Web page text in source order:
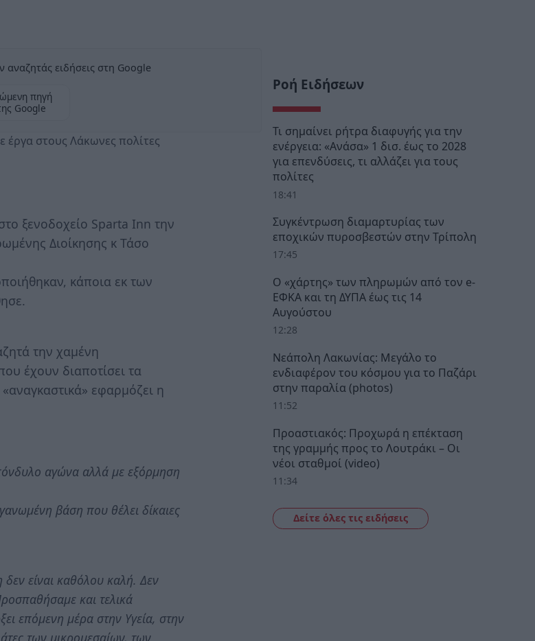
ειδήσεις στη Google
πηγή
Google
στους Λάκωνες πολίτες
ξενοδοχείο Sparta Inn την
Διοίκησης κ Τάσο
κάποια εκ των
την χαμένη
έχουν διαποτίσει τα
εφαρμόζει η
αγώνα αλλά με εξόρμηση
βάση που θέλει δίκαιες
είναι καθόλου καλή. Δεν
και τελικά
επόμενη μέρα στην Υγεία, στην
των μικρομεσαίων, των
Ροή Ειδήσεων
Τι σημαίνει ρήτρα διαφυγής για την
ενέργεια: «Ανάσα» 1 δισ. έως το 2028
για επενδύσεις, τι αλλάζει για τους
πολίτες
18:41
Συγκέντρωση διαμαρτυρίας των
εποχικών πυροσβεστών στην Τρίπολη
17:45
Ο «χάρτης» των πληρωμών από τον e-
ΕΦΚΑ και τη ΔΥΠΑ έως τις 14
Αυγούστου
12:28
Νεάπολη Λακωνίας: Μεγάλο το
ενδιαφέρον του κόσμου για το Παζάρι
στην παραλία (photos)
11:52
Προαστιακός: Προχωρά η επέκταση
της γραμμής προς το Λουτράκι – Οι
νέοι σταθμοί (video)
11:34
Δείτε όλες τις ειδήσεις